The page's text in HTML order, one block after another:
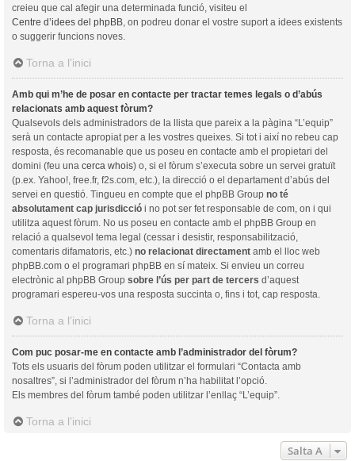
creieu que cal afegir una determinada funció, visiteu el
Centre d’idees del phpBB , on podreu donar el vostre suport a idees existents
o suggerir funcions noves.
Torna a l’inici
Amb qui m’he de posar en contacte per tractar temes legals o d’abús
relacionats amb aquest fòrum?
Qualsevols dels administradors de la llista que pareix a la pàgina “L’equip”
serà un contacte apropiat per a les vostres queixes. Si tot i així no rebeu cap
resposta, és recomanable que us poseu en contacte amb el propietari del
domini (feu una cerca whois) o, si el fòrum s’executa sobre un servei gratuït
(p.ex. Yahoo!, free.fr, f2s.com, etc.), la direcció o el departament d’abús del
servei en questió. Tingueu en compte que el phpBB Group no té
absolutament cap jurisdicció i no pot ser fet responsable de com, on i qui
utilitza aquest fòrum. No us poseu en contacte amb el phpBB Group en
relació a qualsevol tema legal (cessar i desistir, responsabilització,
comentaris difamatoris, etc.) no relacionat directament amb el lloc web
phpBB.com o el programari phpBB en sí mateix. Si envieu un correu
electrònic al phpBB Group sobre l’ús per part de tercers d’aquest
programari espereu-vos una resposta succinta o, fins i tot, cap resposta.
Torna a l’inici
Com puc posar-me en contacte amb l’administrador del fòrum?
Tots els usuaris del fòrum poden utilitzar el formulari “Contacta amb
nosaltres”, si l’administrador del fòrum n’ha habilitat l’opció.
Els membres del fòrum també poden utilitzar l’enllaç “L’equip”.
Torna a l’inici
Salta A